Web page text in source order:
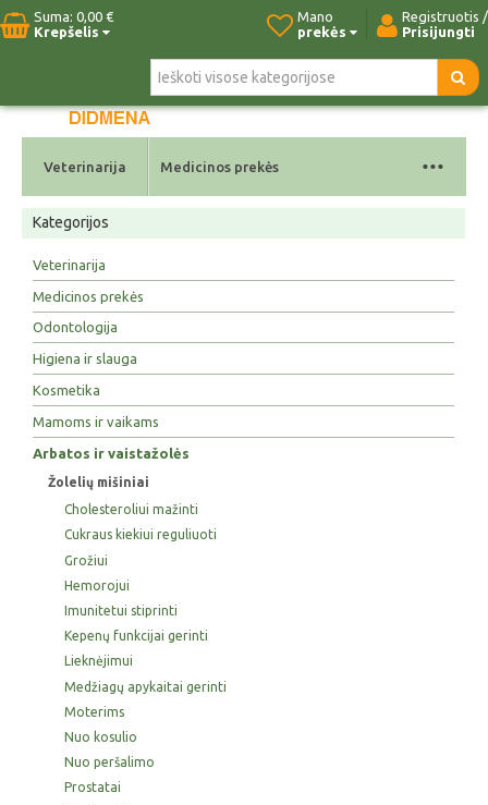
Suma: 0,00 €
Krepšelis
Registruotis /
Prisijungti
Mano
prekės
Pradžia Naujos prekės Kontaktai
Veterinarija Medicinos prekės ...
Kategorijos
Veterinarija
Medicinos prekės
Odontologija
Higiena ir slauga
Kosmetika
Mamoms ir vaikams
Arbatos ir vaistažolės
Žolelių mišiniai
Cholesteroliui mažinti
Cukraus kiekiui reguliuoti
Grožiui
Hemorojui
Imunitetui stiprinti
Kepenų funkcijai gerinti
Lieknėjimui
Medžiagų apykaitai gerinti
Moterims
Nuo kosulio
Nuo peršalimo
Prostatai